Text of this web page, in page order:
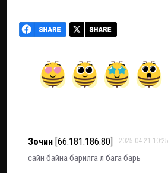
Зочин [66.181.186.80] 2025-04-21
сайн байна барилга л бага барь